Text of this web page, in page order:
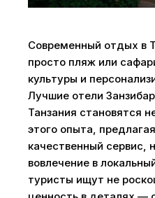
Современный отдых в
просто пляж или
культуры и
Лучшие отели
Танзания становятся
этого опыта,
качественный сервис,
вовлечение в
туристы ищут не